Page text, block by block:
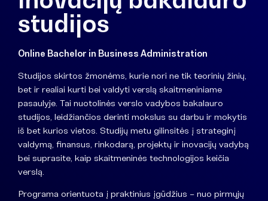
studijos
Online Bachelor in Business Administration
Studijos skirtos žmonėms, kurie nori ne tik teorinių žinių,
bet ir realiai kurti bei valdyti verslą skaitmeniniame
pasaulyje. Tai nuotolinės verslo vadybos bakalauro
studijos, leidžiančios derinti mokslus su darbu ir mokytis
iš bet kurios vietos. Studijų metu gilinsitės į strateginį
valdymą, finansus, rinkodarą, projektų ir inovacijų vadybą
bei suprasite, kaip skaitmeninės technologijos keičia
verslą.
Programa orientuota į praktinius įgūdžius – nuo pirmųjų